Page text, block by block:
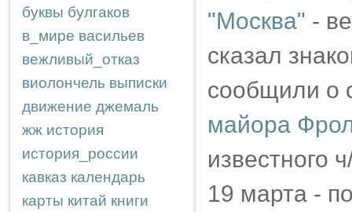
буквы булгаков
в_мире васильев
вежливый_отказ
виолончель выписки
движение джемаль
жж история
история_россии
кавказ календарь
карты китай книги
"Москва" -
сказал
сообщили о
майора
известного
19 марта -